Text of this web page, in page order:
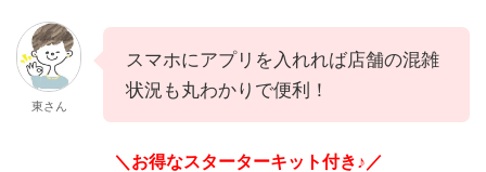
東さん
スマホにアプリを入れれば店舗の混雑
状況も丸わかりで便利！
＼お得なスターターキット付き♪／